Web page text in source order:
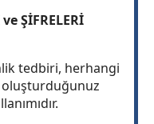
ŞİFRELERİ
tedbiri, herhangi